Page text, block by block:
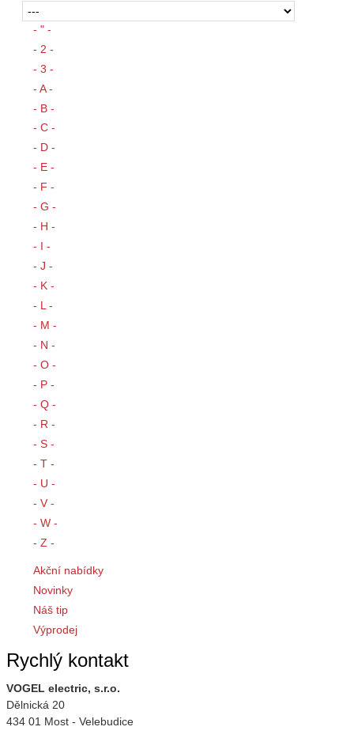
- " -
- 2 -
- 3 -
- A -
- B -
- C -
- D -
- E -
- F -
- G -
- H -
- I -
- J -
- K -
- L -
- M -
- N -
- O -
- P -
- Q -
- R -
- S -
- T -
- U -
- V -
- W -
- Z -
Akční nabídky
Novinky
Náš tip
Výprodej
Rychlý kontakt
VOGEL electric, s.r.o.
Dělnická 20
434 01 Most - Velebudice